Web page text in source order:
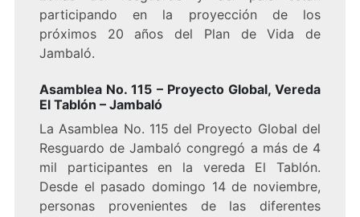
participando en la proyección de los
próximos 20 años del Plan de Vida de
Jambaló.
Asamblea No. 115 – Proyecto Global, Vereda
El Tablón – Jambaló
La Asamblea No. 115 del Proyecto Global del
Resguardo de Jambaló congregó a más de 4
mil participantes en la vereda El Tablón.
Desde el pasado domingo 14 de noviembre,
personas provenientes de las diferentes